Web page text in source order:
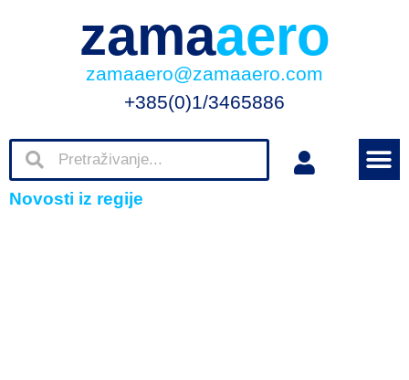
zamaaero
zamaaero@zamaaero.com
+385(0)1/3465886
Novosti iz regije